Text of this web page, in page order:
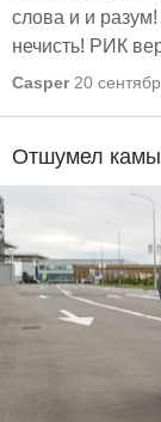
слова и и
нечисть! РИК
Casper20
Отшумел